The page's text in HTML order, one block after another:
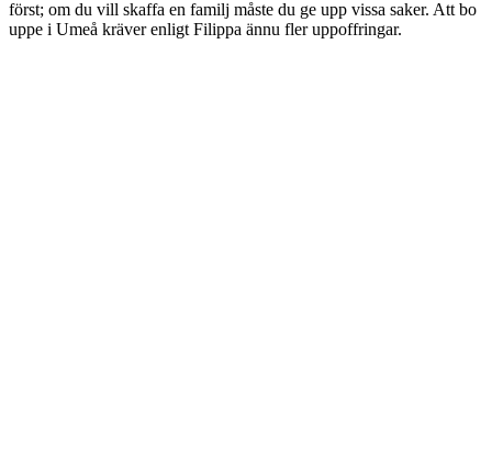
först; om du vill skaffa en familj måste du ge upp vissa saker. Att bo
uppe i Umeå kräver enligt Filippa ännu fler uppoffringar.